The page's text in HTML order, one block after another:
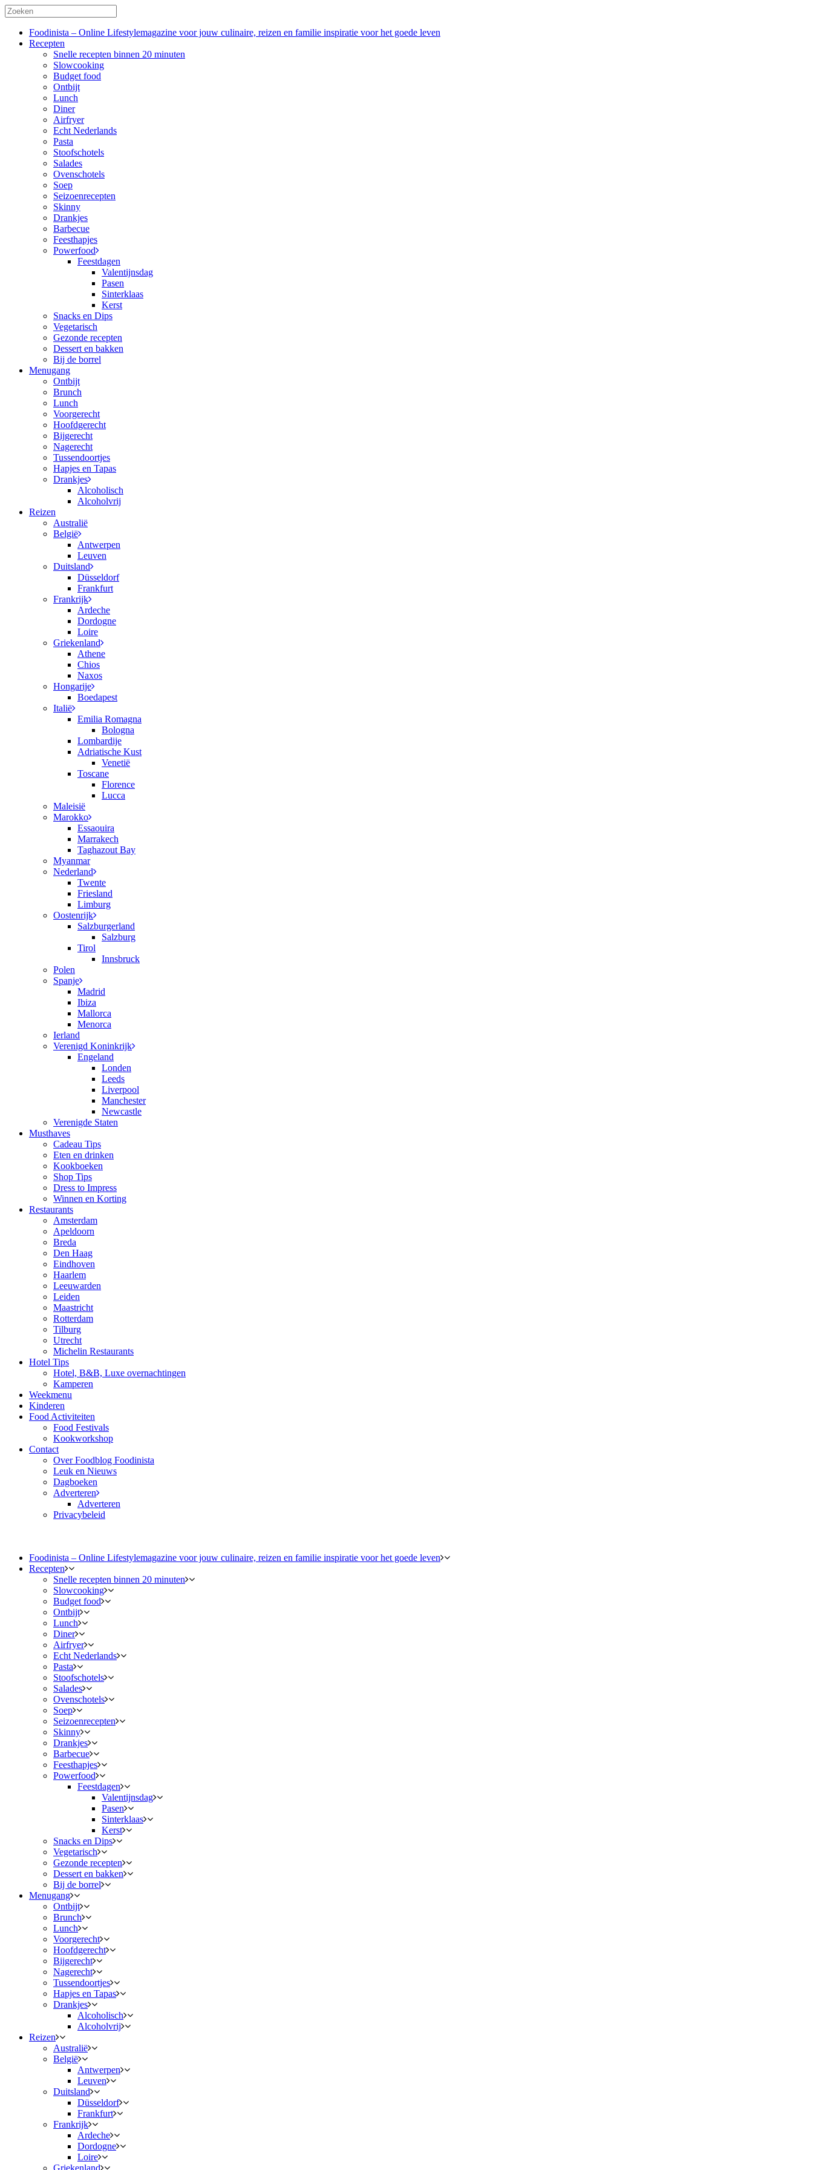
Foodinista – Online Lifestylemagazine voor jouw culinaire, reizen en familie inspiratie voor het goede leven
Recepten
Snelle recepten binnen 20 minuten
Slowcooking
Budget food
Ontbijt
Lunch
Diner
Airfryer
Echt Nederlands
Pasta
Stoofschotels
Salades
Ovenschotels
Soep
Seizoenrecepten
Skinny
Drankjes
Barbecue
Feesthapjes
Powerfood
Feestdagen
Valentijnsdag
Pasen
Sinterklaas
Kerst
Snacks en Dips
Vegetarisch
Gezonde recepten
Dessert en bakken
Bij de borrel
Menugang
Ontbijt
Brunch
Lunch
Voorgerecht
Hoofdgerecht
Bijgerecht
Nagerecht
Tussendoortjes
Hapjes en Tapas
Drankjes
Alcoholisch
Alcoholvrij
Reizen
Australië
België
Antwerpen
Leuven
Duitsland
Düsseldorf
Frankfurt
Frankrijk
Ardeche
Dordogne
Loire
Griekenland
Athene
Chios
Naxos
Hongarije
Boedapest
Italië
Emilia Romagna
Bologna
Lombardije
Adriatische Kust
Venetië
Toscane
Florence
Lucca
Maleisië
Marokko
Essaouira
Marrakech
Taghazout Bay
Myanmar
Nederland
Twente
Friesland
Limburg
Oostenrijk
Salzburgerland
Salzburg
Tirol
Innsbruck
Polen
Spanje
Madrid
Ibiza
Mallorca
Menorca
Ierland
Verenigd Koninkrijk
Engeland
Londen
Leeds
Liverpool
Manchester
Newcastle
Verenigde Staten
Musthaves
Cadeau Tips
Eten en drinken
Kookboeken
Shop Tips
Dress to Impress
Winnen en Korting
Restaurants
Amsterdam
Apeldoorn
Breda
Den Haag
Eindhoven
Haarlem
Leeuwarden
Leiden
Maastricht
Rotterdam
Tilburg
Utrecht
Michelin Restaurants
Hotel Tips
Hotel, B&B, Luxe overnachtingen
Kamperen
Weekmenu
Kinderen
Food Activiteiten
Food Festivals
Kookworkshop
Contact
Over Foodblog Foodinista
Leuk en Nieuws
Dagboeken
Adverteren
Adverteren
Privacybeleid
Foodinista – Online Lifestylemagazine voor jouw culinaire, reizen en familie inspiratie voor het goede leven
Recepten
Snelle recepten binnen 20 minuten
Slowcooking
Budget food
Ontbijt
Lunch
Diner
Airfryer
Echt Nederlands
Pasta
Stoofschotels
Salades
Ovenschotels
Soep
Seizoenrecepten
Skinny
Drankjes
Barbecue
Feesthapjes
Powerfood
Feestdagen
Valentijnsdag
Pasen
Sinterklaas
Kerst
Snacks en Dips
Vegetarisch
Gezonde recepten
Dessert en bakken
Bij de borrel
Menugang
Ontbijt
Brunch
Lunch
Voorgerecht
Hoofdgerecht
Bijgerecht
Nagerecht
Tussendoortjes
Hapjes en Tapas
Drankjes
Alcoholisch
Alcoholvrij
Reizen
Australië
België
Antwerpen
Leuven
Duitsland
Düsseldorf
Frankfurt
Frankrijk
Ardeche
Dordogne
Loire